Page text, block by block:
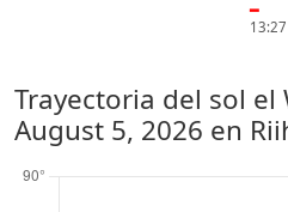
━
13:27
Trayectoria del sol el
August 5, 2026 en